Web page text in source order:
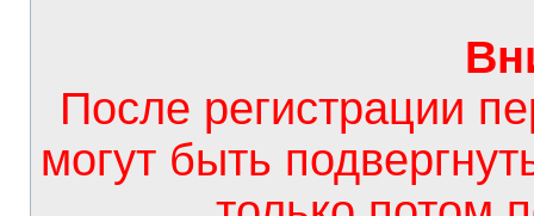
После регистрации
могут быть